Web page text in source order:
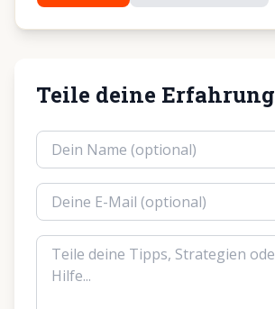
Teile deine Erfahrung